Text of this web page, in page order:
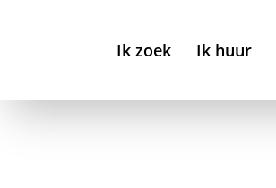
Ik zoek Ik huur